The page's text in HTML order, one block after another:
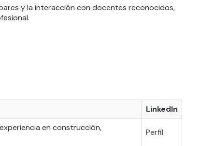
y la interacción con docentes reconocidos,
LinkedIn
en construcción,
Perfil